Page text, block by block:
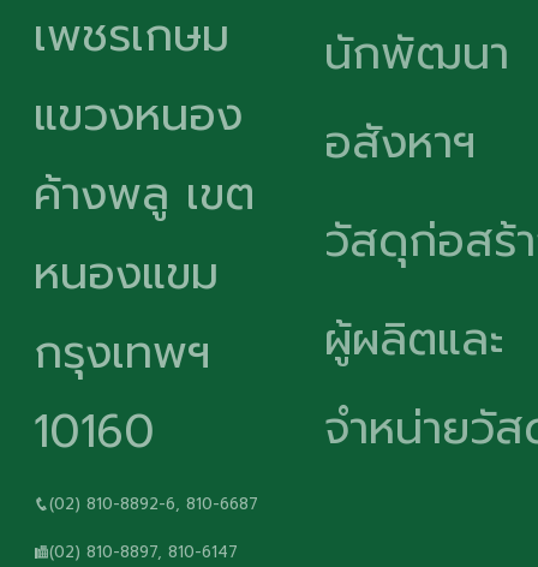
เพชรเกษม
แขวงหนอง
ค้างพลู เขต
หนองแขม
กรุงเทพฯ
10160
(02) 810-8892-6, 810-6687
(02) 810-8897, 810-6147
นักพัฒนา
อสังหาฯ
วัสดุก่อสร้
ผู้ผลิตและ
จำหน่ายวั